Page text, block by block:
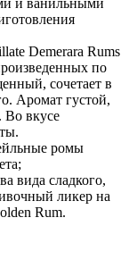
Demerara Rums
по
сочетает в
Аромат густой,
Во вкусе
ромы
вида сладкого,
ликер на
Rum.